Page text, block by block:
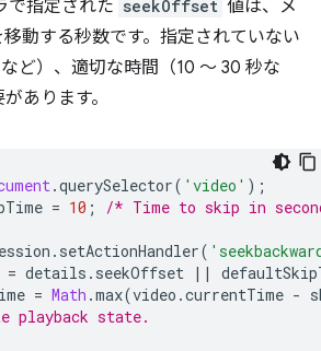
で指定された seekOffset 値は、メ
動する秒数です。指定されていない
など）、適切な時間（10 ～ 30 秒な
あります。
.querySelector( 'video' );
= 10 ; /* Time to skip in
. setActionHandler(
= details . seekOffset ||
= Math .max(video .currentTime -
playback state.